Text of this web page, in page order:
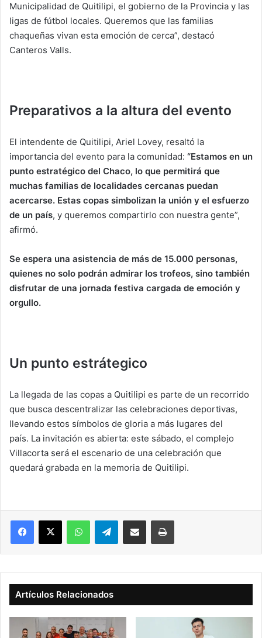
Municipalidad de Quitilipi, el gobierno de la Provincia y las
ligas de fútbol locales. Queremos que las familias
chaqueñas vivan esta emoción de cerca”, destacó
Canteros Valls.
Preparativos a la altura del evento
El intendente de Quitilipi, Ariel Lovey, resaltó la
importancia del evento para la comunidad: “Estamos en un
punto estratégico del Chaco, lo que permitirá que
muchas familias de localidades cercanas puedan
acercarse. Estas copas simbolizan la unión y el esfuerzo
de un país, y queremos compartirlo con nuestra gente”,
afirmó.
Se espera una asistencia de más de 15.000 personas,
quienes no solo podrán admirar los trofeos, sino también
disfrutar de una jornada festiva cargada de emoción y
orgullo.
Un punto estrátegico
La llegada de las copas a Quitilipi es parte de un recorrido
que busca descentralizar las celebraciones deportivas,
llevando estos símbolos de gloria a más lugares del
país. La invitación es abierta: este sábado, el complejo
Villacorta será el escenario de una celebración que
quedará grabada en la memoria de Quitilipi.
Facebook
X WhatsAppTelegramCompartir vía correo electrónicoImprimir
Artículos Relacionados